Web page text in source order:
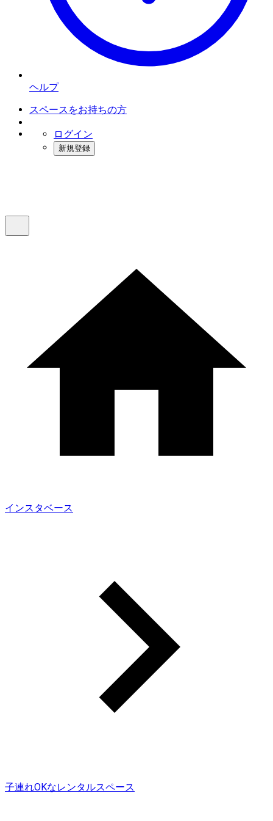
ヘルプ
スペースをお持ちの方
ログイン
新規登録
インスタベース
子連れOKなレンタルスペース